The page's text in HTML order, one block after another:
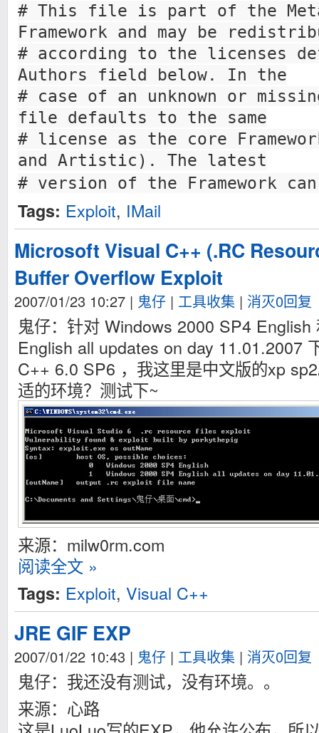
# This file is part of the
Framework and may be
# according to the licenses
Authors field below. In the
# case of an unknown or
file defaults to the same
# license as the core
and Artistic). The latest
# version of the Framework
Tags: Exploit, IMail
Microsoft Visual C++ (.RC
Buffer Overflow Exploit
2007/01/23 10:27 | 鬼仔 | 工具收集 | 消灭0回复
鬼仔：针对 Windows 2000 SP4
English all updates on day 11.01.2007
C++ 6.0 SP6 ，我这里是中文版的xp
适的环境？测试下~
来源：milw0rm.com
阅读全文 »
Tags: Exploit, Visual C++
JRE GIF EXP
2007/01/22 10:43 | 鬼仔 | 工具收集 | 消灭0回复
鬼仔：我还没有测试，没有环境。。
来源：心路